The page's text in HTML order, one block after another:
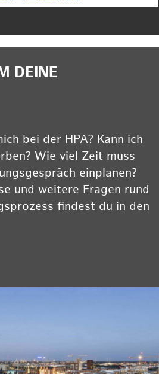
DEINE
bei der HPA? Kann ich
Wie viel Zeit muss
einplanen?
und weitere Fragen rund
findest du in den